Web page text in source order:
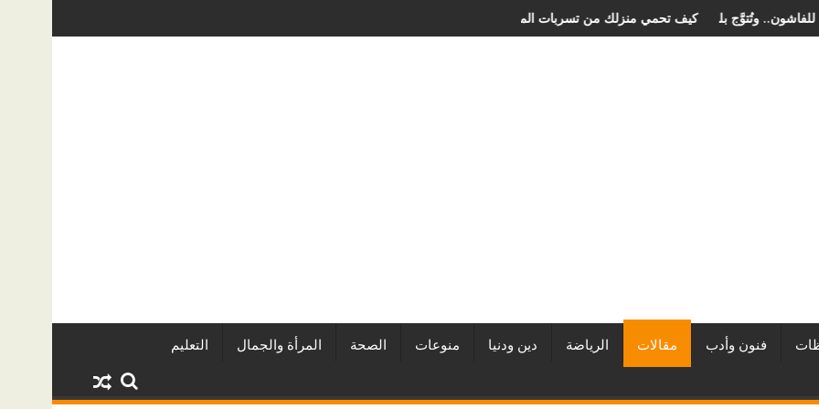
كيف تحمي منزلك من تسربات المياه الخفية؟ دليل عملي لأصحاب المنازل في الرياضالصخرة الدولي للفاشون.. وتُتوَّج بلقب أفضل مصممة أزياء لعام 2026
فنون وأدب مقالات الرياضة دين ودنيا منوعات الصحة المرأة والجمال التعليم